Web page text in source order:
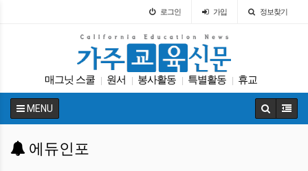
로그인 가입 정보찾기
매그닛 스쿨 원서 봉사활동 특별활동 휴교
| 차터스쿨 가주교육신문 대학원 에세이
MENU
에듀인포